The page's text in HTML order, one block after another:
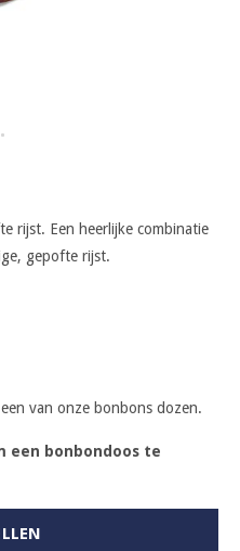
rijst. Een heerlijke combinatie
gepofte rijst.
van onze bonbons dozen.
een bonbondoos te